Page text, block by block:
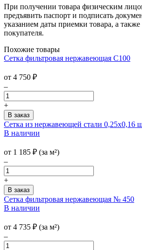
При получении товара физическим
предъявить паспорт и подписать
указанием даты приемки товара, а
покупателя.
Похожие товары
Сетка фильтровая нержавеющая С100
от 4 750 ₽
–
+
Сетка из нержавеющей стали 0,25x0,16
В наличии
от 1 185 ₽ (за м²)
–
+
Сетка фильтровая нержавеющая № 450
В наличии
от 4 735 ₽ (за м²)
–